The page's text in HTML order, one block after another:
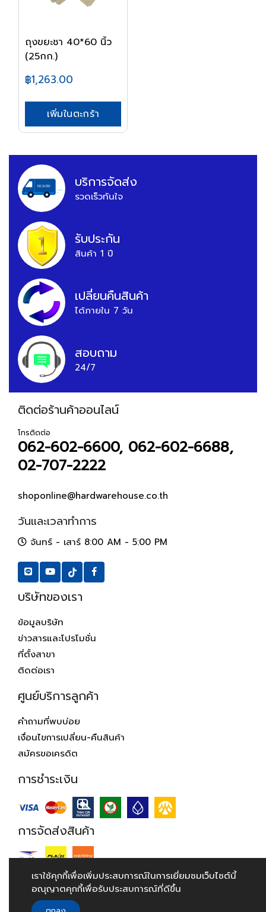
ถุงขยะชา 40*60 นิ้ว
(25กก.)
฿1,263.00
เพิ่มในตะกร้า
บริการจัดส่ง
รวดเร็วทันใจ
รับประกัน
สินค้า 1 ปี
เปลี่ยนคืนสินค้า
ได้ภายใน 7 วัน
สอบถาม
24/7
ติดต่อร้านค้าออนไลน์
โทรติดต่อ
062-602-6600, 062-602-6688,
02-707-2222
shoponline@hardwarehouse.co.th
วันและเวลาทำการ
จันทร์ - เสาร์ 8:00 AM - 5:00 PM
บริษัทของเรา
ข้อมูลบริษัท
ข่าวสารและโปรโมชั่น
ที่ตั้งสาขา
ติดต่อเรา
ศูนย์บริการลูกค้า
คำถามที่พบบ่อย
เงื่อนไขการเปลี่ยน-คืนสินค้า
สมัครขอเครดิต
การชำระเงิน
การจัดส่งสินค้า
© 2018 Hardwarehouse.co.th. All Rights Reserved.
เราใช้คุกกี้เพื่อเพิ่มประสบการณ์ในการเยี่ยมชมเว็บไซต์นี้
อณุญาตคุกกี้เพื่อรับประสบการณ์ที่ดีขึ้น